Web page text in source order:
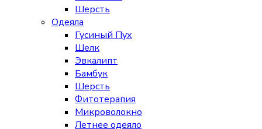
Шерсть
Одеяла
Гусиный Пух
Шелк
Эвкалипт
Бамбук
Шерсть
Фитотерапия
Микроволокно
Летнее одеяло